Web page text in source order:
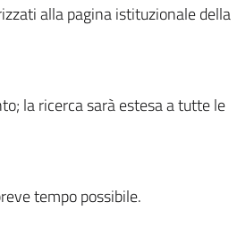
alla pagina istituzionale della
la ricerca sarà estesa a tutte le
tempo possibile.